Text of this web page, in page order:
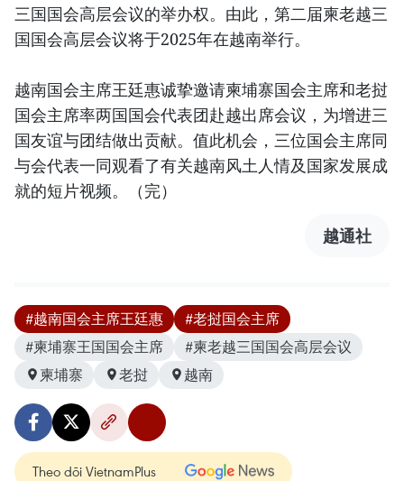
三国国会高层会议的举办权。由此，第二届柬老越三
国国会高层会议将于2025年在越南举行。
越南国会主席王廷惠诚挚邀请柬埔寨国会主席和老挝
国会主席率两国国会代表团赴越出席会议，为增进三
国友谊与团结做出贡献。值此机会，三位国会主席同
与会代表一同观看了有关越南风土人情及国家发展成
就的短片视频。（完）
越通社
#越南国会主席王廷惠
#老挝国会主席
#柬埔寨王国国会主席
#柬老越三国国会高层会议
柬埔寨
老挝 越南
Theo dõi VietnamPlus